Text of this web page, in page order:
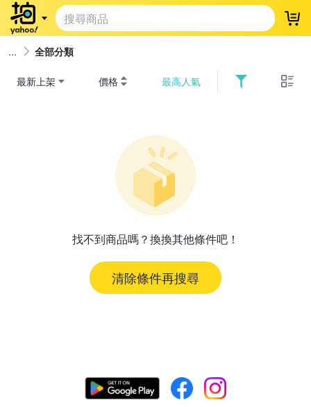
登
全部分類
最新上架 價格 最高人氣
找不到商品嗎？換換其他條件吧！
清除條件再搜尋